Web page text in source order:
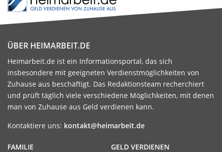
ÜBER HEIMARBEIT.DE
Heimarbeit.de ist ein Informationsportal, das sich
insbesondere mit geeigneten Verdienstmöglichkeiten von
Zuhause aus beschäftigt. Das Redaktionsteam recherchiert
und prüft täglich viele verschiedene Möglichkeiten, mit denen
man von Zuhause aus Geld verdienen kann.
Kontaktiere uns: kontakt@heimarbeit.de
GELD VERDIENEN
FAMILIE